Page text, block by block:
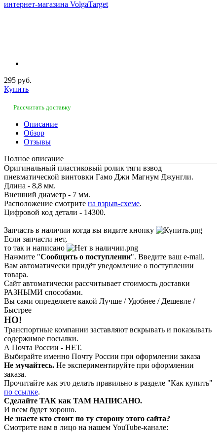
295 руб.
Купить
Рассчитать доставку
Описание
Обзор
Отзывы
Полное описание
Оригинальный пластиковый ролик тяги взвод
пневматической винтовки Гамо Джи Магнум Джунгли.
Длина - 8,8 мм.
Внешний диаметр - 7 мм.
Расположение смотрите на взрыв-схеме.
Цифровой код детали - 14300.
Запчасть в наличии когда вы видите кнопку
Если запчасти нет,
то так и написано
Нажмите "Сообщить о поступлении". Введите ваш e-mail.
Вам автоматически придёт уведомление о поступлении
товара.
Сайт автоматически рассчитывает стоимость доставки
РАЗНЫМИ способами.
Вы сами определяете какой Лучше / Удобнее / Дешевле /
Быстрее
НО!
Транспортные компании заставляют вскрывать и показывать
содержимое посылки.
А Почта России - НЕТ.
Выбирайте именно Почту России при оформлении заказа
Не мучайтесь. Не экспериментируйте при оформлении
заказа.
Прочитайте как это делать правильно в разделе "Как купить"
по ссылке.
Сделайте ТАК как ТАМ НАПИСАНО.
И всем будет хорошо.
Не знаете кто стоит по ту сторону этого сайта?
Смотрите нам в лицо на нашем YouTube-канале: